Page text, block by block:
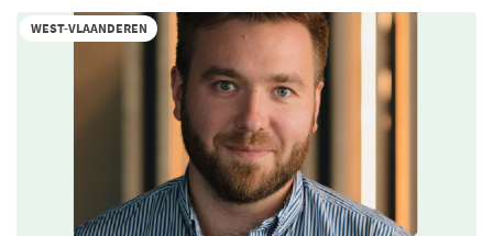
HANDEN
IN
VLOT
WEST-VLAANDEREN